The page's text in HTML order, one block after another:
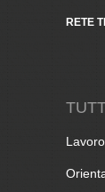
RETE
Lavoro